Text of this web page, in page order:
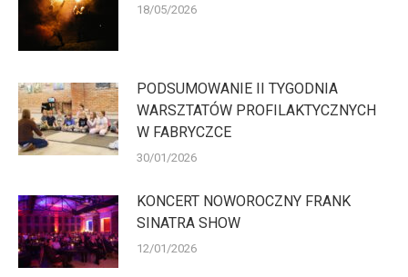
18/05/2026
PODSUMOWANIE II TYGODNIA
WARSZTATÓW PROFILAKTYCZNYCH
W FABRYCZCE
30/01/2026
KONCERT NOWOROCZNY FRANK
SINATRA SHOW
12/01/2026